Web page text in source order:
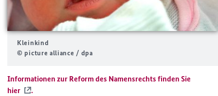
Kleinkind
© picture alliance / dpa
Informationen zur Reform des Namensrechts finden Sie
hier
.